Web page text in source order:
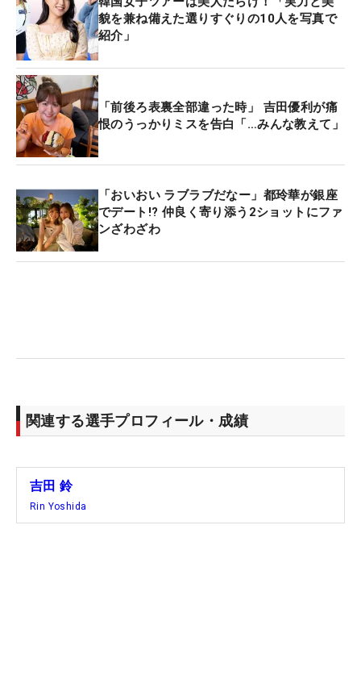
貌を兼ね備えた選りすぐりの10人を写真で
紹介」
「前後ろ表裏全部違った時」 吉田優利が痛
恨のうっかりミスを告白「…みんな教えて」
「おいおい ラブラブだなー」都玲華が銀座
でデート!? 仲良く寄り添う2ショットにファ
ンざわざわ
関連する選手プロフィール・成績
吉田 鈴
Rin Yoshida